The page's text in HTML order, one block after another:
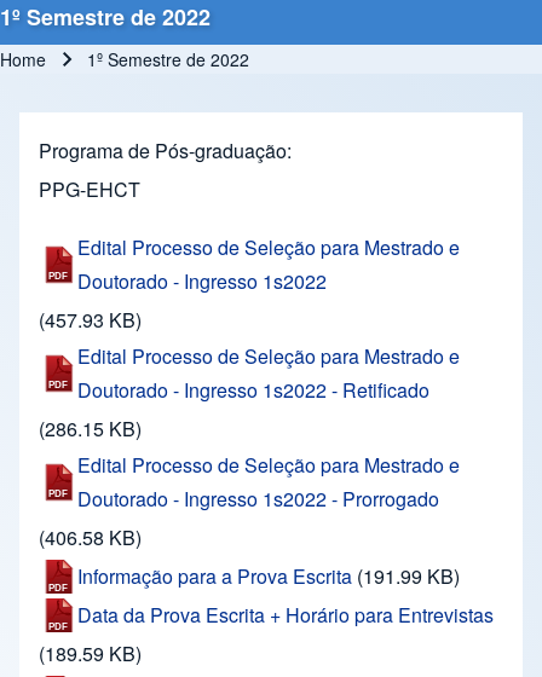
1º Semestre de 2022
Home 1º Semestre de 2022
Programa de Pós-graduação
PPG-EHCT
Edital Processo de Seleção para Mestrado e
Doutorado - Ingresso 1s2022
(457.93 KB)
Edital Processo de Seleção para Mestrado e
Doutorado - Ingresso 1s2022 - Retificado
(286.15 KB)
Edital Processo de Seleção para Mestrado e
Doutorado - Ingresso 1s2022 - Prorrogado
(406.58 KB)
Informação para a Prova Escrita (191.99 KB)
Data da Prova Escrita + Horário para Entrevistas
(189.59 KB)